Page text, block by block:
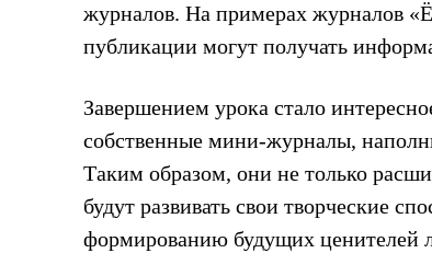
журналов. На примерах журналов
публикации могут получать
Завершением урока стало
собственные мини-журналы,
Таким образом, они не только
будут развивать свои творческие
формированию будущих ценителей